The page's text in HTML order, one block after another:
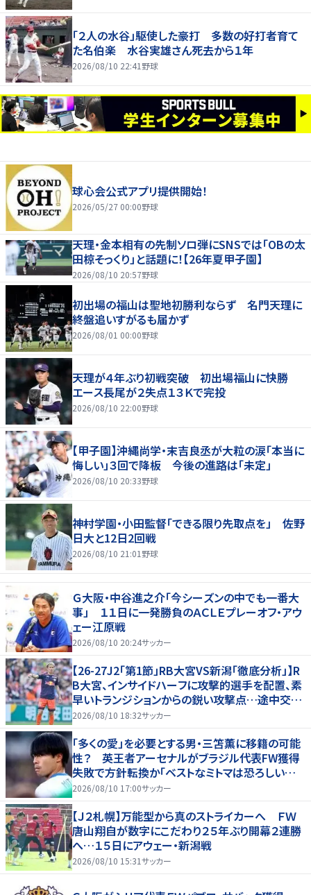
「２人の水谷」駆使した豪打 多数の好打者育て
た名伯楽 水谷実雄さん死去から１年
2026/08/10 22:41 野球
球心会公式アプリ提供開始！
2026/05/27 00:00野球
天理・金本相有の先制ソロ弾にSNSでは「OBの太
田椋そっくり」と話題に！【26年夏甲子園】
2026/08/10 20:57野球
初出場の福山は聖地初勝利ならず 名門天理に
終盤追いすがるも届かず
2026/08/01 00:00野球
天理が４年ぶり初戦突破 初出場福山に快勝
エース長尾が２失点１３Ｋで完投
2026/08/10 22:00野球
【甲子園】沖縄尚学・末吉良丞が大粒の涙「本当に
悔しい」３回で降板 今後の進路は「未定」
2026/08/10 20:33野球
神村学園・小田監督「できる限り先取点を」 佐野
日大と12日2回戦
2026/08/10 21:01 野球
Ｇ大阪・中谷進之介「今シーズンの中でも一番大
事」 １１日に一発勝負のＡＣＬＥプレーオフ・アウ
ェー江原戦
2026/08/10 20:24サッカー
【26-27J2「第1節」RB大宮VS新潟「徹底分析」】R
B大宮、インサイドハーフに攻撃的選手を配置、素
早いトランジションからの鋭い攻撃点…途中交代
での“メッセージ”も(1)
2026/08/10 18:32サッカー
「多くの愛」を必要とする男・三笘薫に移籍の可能
性？ 英王者アーセナルがブラジル代表FW獲得
失敗で方針転換か「ベストなミトマは恐ろしいほ
ど優れている」
2026/08/10 17:00サッカー
【Ｊ２札幌】万能型から真のストライカーへ ＦＷ
唐山翔自が数字にこだわり２５年ぶり開幕２連勝
へ…１５日にアウェー・新潟戦
2026/08/10 15:31サッカー